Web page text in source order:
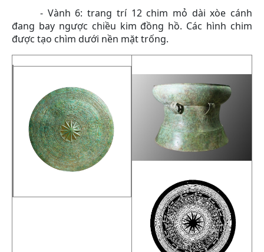
- Vành 6: trang trí 12 chim mỏ dài xòe cánh
đang bay ngược chiều kim đồng hồ. Các hình chim
được tạo chìm dưới nền mặt trống.